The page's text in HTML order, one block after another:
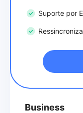
Suporte por
Business